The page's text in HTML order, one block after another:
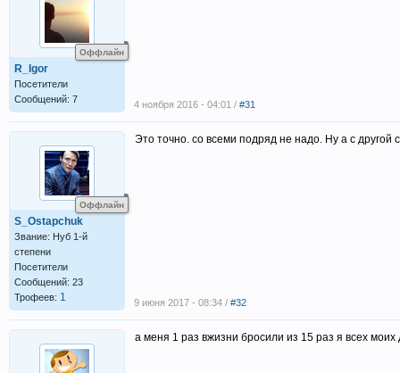
Оффлайн
R_Igor
Посетители
Сообщений: 7
4 ноября 2016 - 04:01 / #31
Оффлайн
S_Ostapchuk
Звание: Нуб 1-й
степени
Посетители
Сообщений: 23
Трофеев: 1
Это точно. со всеми подряд не надо. Ну а с другой
9 июня 2017 - 08:34 / #32
а меня 1 раз вжизни бросили из 15 раз я всех